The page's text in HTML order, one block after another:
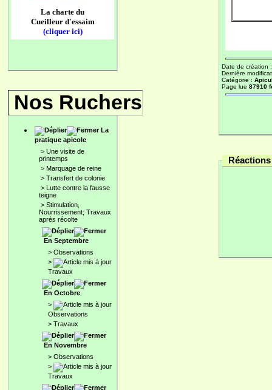
La charte du
Cueilleur d'essaim
(cliquer ici)
Nos Ruchers
La
pratique apicole
> Une visite de
printemps
> Marquage de reine
> Transfert de colonie
> Lutte contre la fausse
teigne
> Stimulation,
Nourrissement; Travaux
après récolte
En Septembre
> Observations
>
Travaux
En Octobre
>
Observations
> Travaux
En Novembre
> Observations
>
Travaux
Date de création
Dernière
Catégorie :
Page lue 87910